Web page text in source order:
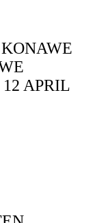
APRIL